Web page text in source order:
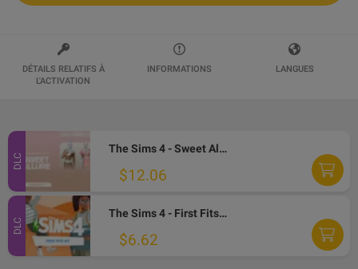
DÉTAILS RELATIFS À
L'ACTIVATION
INFORMATIONS LANGUES
DLC
The Sims 4 - Sweet Allure Kit DLC PC EA App CD Key
$12.06
DLC
The Sims 4 - First Fits Kit DLC EA App CD Key
$6.62